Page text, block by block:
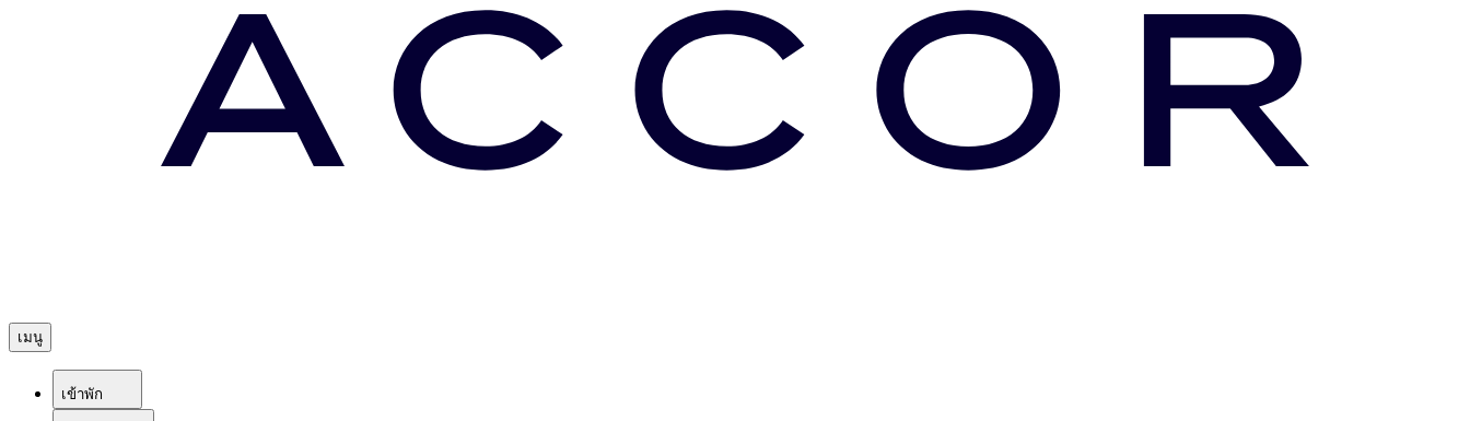
เมนู
เข้าพัก